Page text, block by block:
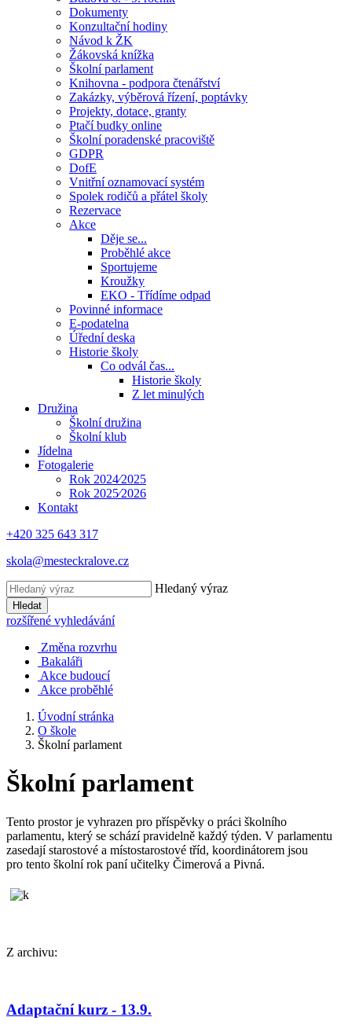
Dokumenty
Konzultační hodiny
Návod k ŽK
Žákovská knížka
Školní parlament
Knihovna - podpora čtenářství
Zakázky, výběrová řízení, poptávky
Projekty, dotace, granty
Ptačí budky online
Školní poradenské pracoviště
GDPR
DofE
Vnitřní oznamovací systém
Spolek rodičů a přátel školy
Rezervace
Akce
Děje se...
Proběhlé akce
Sportujeme
Kroužky
EKO - Třídíme odpad
Povinné informace
E-podatelna
Úřední deska
Historie školy
Co odvál čas...
Historie školy
Z let minulých
Družina
Školní družina
Školní klub
Jídelna
Fotogalerie
Rok 2024⁄2025
Rok 2025⁄2026
Kontakt
+420 325 643 317
skola@mesteckralove.cz
Hledaný výraz
Hledat
rozšířené vyhledávání
Změna rozvrhu
Bakaláři
Akce budoucí
Akce proběhlé
Úvodní stránka
O škole
Školní parlament
Školní parlament
Tento prostor je vyhrazen pro příspěvky o práci školního
parlamentu, který se schází pravidelně každý týden. V parlamentu
zasedají starostové a místostarostové tříd, koordinátorem jsou
pro tento školní rok paní učitelky Čimerová a Pivná.
Z archivu:
Adaptační kurz - 13.9.